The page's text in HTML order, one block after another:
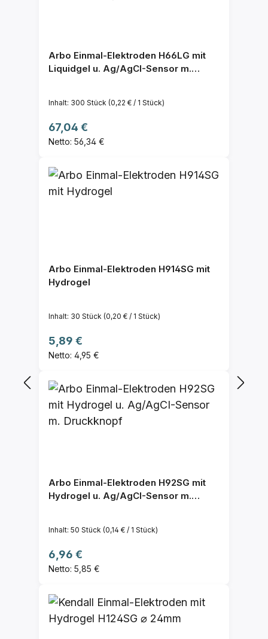
Arbo Einmal-Elektroden H66LG mit
Liquidgel u. Ag/AgCI-Sensor m.
Inhalt: 300 Stück (0,22 € / 1 Stück)
Regulärer Preis:
67,04 €
Netto: 56,34 €
Arbo Einmal-Elektroden H914SG mit
Hydrogel
Inhalt: 30 Stück (0,20 € / 1 Stück)
Regulärer Preis:
5,89 €
Netto: 4,95 €
Arbo Einmal-Elektroden H92SG mit
Hydrogel u. Ag/AgCI-Sensor m.
Inhalt: 50 Stück (0,14 € / 1 Stück)
Regulärer Preis:
6,96 €
Netto: 5,85 €